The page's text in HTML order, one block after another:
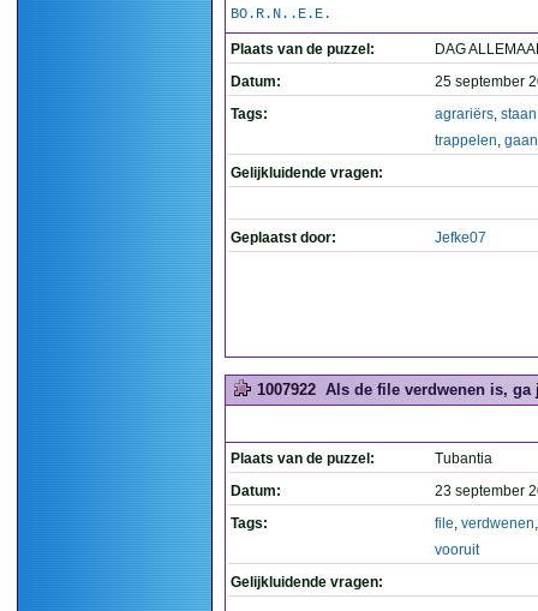
BO.R.N..E.E.
Plaats van de puzzel:
DAG
Datum:
25 september
Tags:
agrariërs, staan
trappelen, gaan
Gelijkluidende vragen:
Geplaatst door: Jefke07
1007922 Als de file verdwenen is, ga
Plaats van de puzzel:
Tubantia
Datum:
23 september
Tags:
file, verdwenen
vooruit
Gelijkluidende vragen: